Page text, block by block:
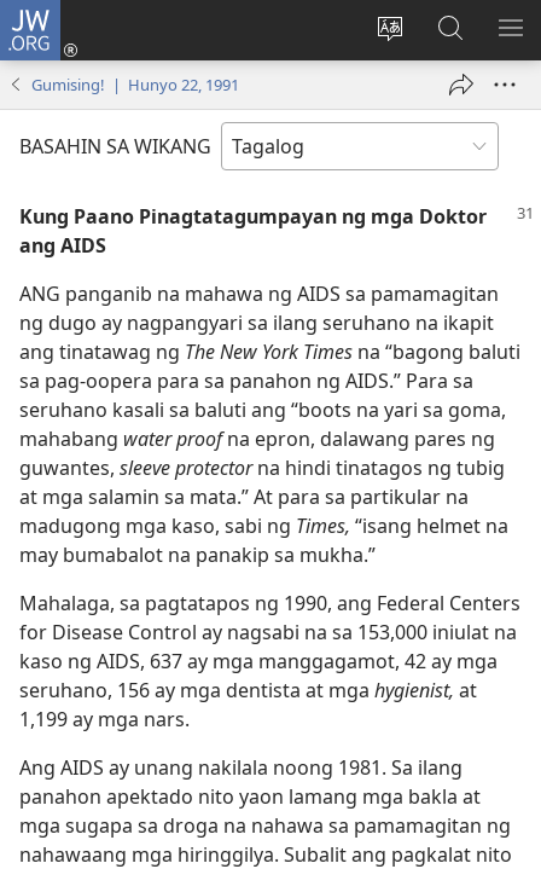
JW.ORG
Baguhin
ng
Mag-
log
bubukas
window)
sa
JW.ORG
Gumising! | Hunyo 22, 1991
BASAHIN SA WIKANG
Kung Paano Pinagtatagumpayan ng mga Doktor
ang AIDS
ANG panganib na mahawa ng AIDS sa pamamagitan
ng dugo ay nagpangyari sa ilang seruhano na ikapit
ang tinatawag ng The New York Times na “bagong baluti
sa pag-oopera para sa panahon ng AIDS.” Para sa
seruhano kasali sa baluti ang “boots na yari sa goma,
mahabang water proofna epron, dalawang pares ng
guwantes, sleeve protectorna hindi tinatagos ng tubig
at mga salamin sa mata.” At para sa partikular na
madugong mga kaso, sabi ng Times, “isang helmet na
may bumabalot na panakip sa mukha.”
Mahalaga, sa pagtatapos ng 1990, ang Federal Centers
for Disease Control ay nagsabi na sa 153,000 iniulat na
kaso ng AIDS, 637 ay mga manggagamot, 42 ay mga
seruhano, 156 ay mga dentista at mga hygienist, at
1,199 ay mga nars.
Ang AIDS ay unang nakilala noong 1981. Sa ilang
panahon apektado nito yaon lamang mga bakla at
mga sugapa sa droga na nahawa sa pamamagitan ng
nahawaang mga hiringgilya. Subalit ang pagkalat nito